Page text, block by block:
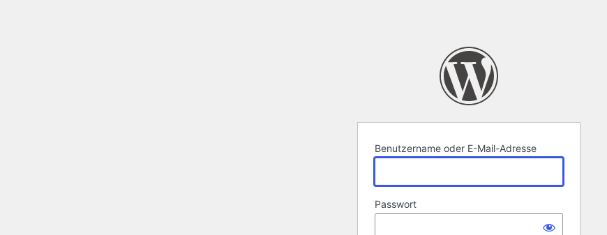
Benutzername oder E-Mail-Adresse
Passwort